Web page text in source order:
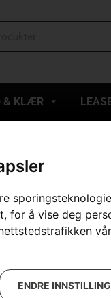
for å vise deg
ENDRE
& KLÆR